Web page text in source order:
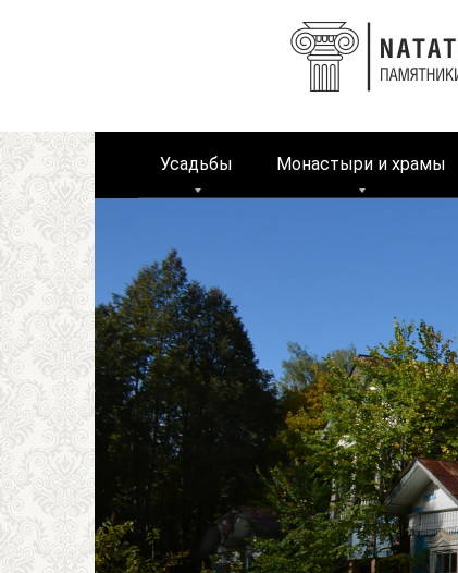
Усадьбы Монастыри и храмы